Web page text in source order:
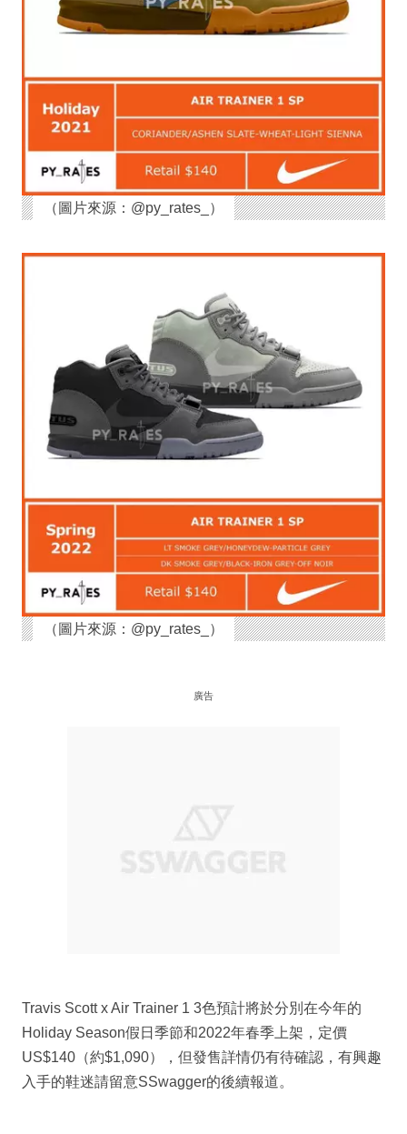
（圖片來源：@py_rates_）
（圖片來源：@py_rates_）
廣告
Travis Scott x Air Trainer 1 3色預計將於分別在今年的
Holiday Season假日季節和2022年春季上架，定價
US$140（約$1,090），但發售詳情仍有待確認，有興趣
入手的鞋迷請留意SSwagger的後續報道。